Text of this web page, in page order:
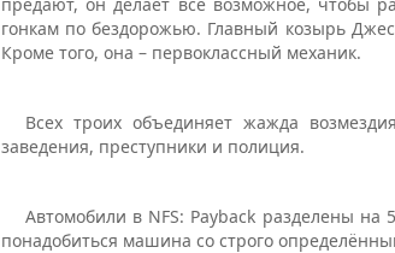
гонкам по бездорожью. Главный козырь
Кроме того, она – первоклассный механик.
Всех троих объединяет жажда
заведения, преступники и полиция.
Автомобили в NFS: Payback разделены
понадобиться машина со строго